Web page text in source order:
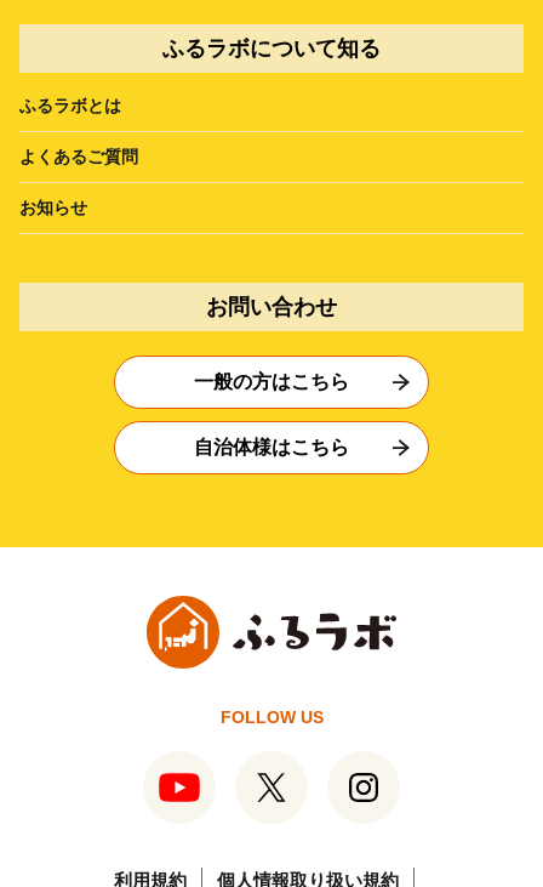
ふるラボについて知る
ふるラボとは
よくあるご質問
お知らせ
お問い合わせ
一般の方はこちら
自治体様はこちら
FOLLOW US
利用規約 個人情報取り扱い規約